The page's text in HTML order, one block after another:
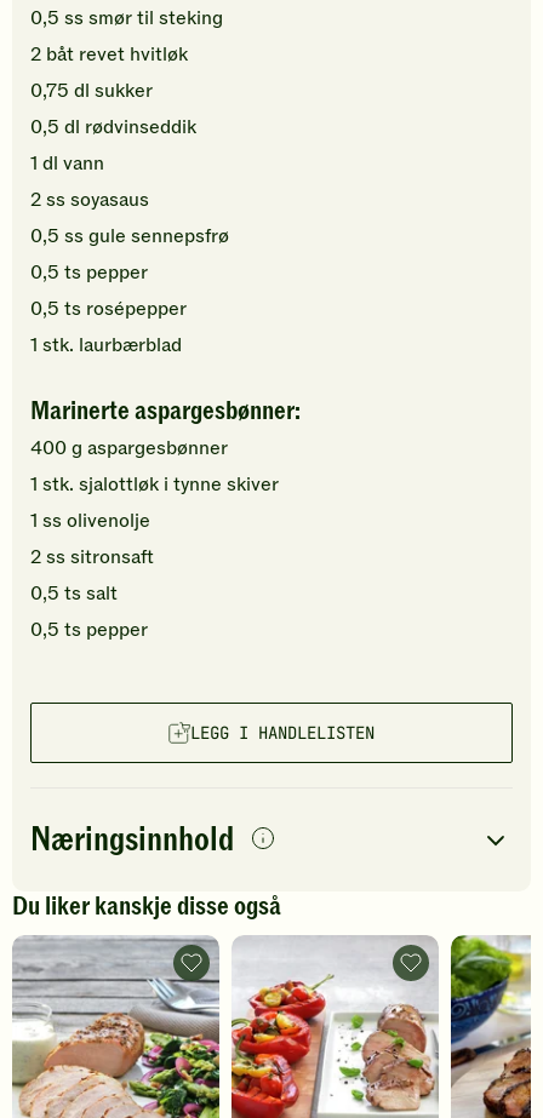
0,5 ss smørtil steking
2 båt revet hvitløk
0,75 dl sukker
0,5 dl rødvinseddik
1 dl vann
2ss soyasaus
0,5 ss gule sennepsfrø
0,5 ts pepper
0,5 ts rosépepper
1 stk. laurbærblad
Marinerte aspargesbønner:
400g aspargesbønner
1 stk. sjalottløk i tynne skiver
1 ss olivenolje
2ss sitronsaft
0,5 ts salt
0,5 ts pepper
LEGG I HANDLELISTEN
Næringsinnhold
per porsjon
Navn på
næringsstoffetantall
Energi 504kcal
Fett
17g
Protein
52g
Karbohydrater
33g
Du liker kanskje disse også
Krydderstekt
ytrefilet
av
svin
med
spinat-
og
nøttesalat
Glasert
svinefilet
med
fylte
paprika
-
legg
til